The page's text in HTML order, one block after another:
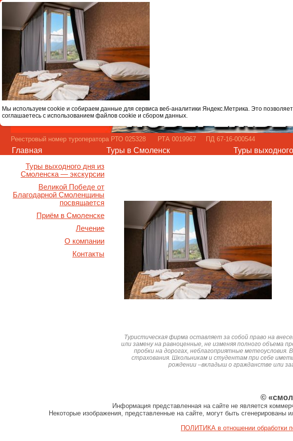
Реестровый номер туроператора РТО 025328 РТА 0019967 ПД 67-16-000544
Главная Туры в Смоленск Туры
Туры выходного дня из
Смоленска — экскурсии
Великой Победе от
Благодарной Смоленщины
посвящается
Приём в Смоленске
Лечение
О компании
Контакты
Туристическая фирма оставляет за собой право на
или замену на равноценные, не изменяя полного объема
пробки на дорогах, неблагоприятные
страхования. Школьникам и студентам при себе
рождении –вкладыш о гражданстве или
©
Информация представленная на сайте не является
Некоторые изображения, представленные на сайте, могут быть
ПОЛИТИКА в отношении обработки
Мы используем cookie и собираем данные для сервиса веб-аналитики Яндекс.Метрика. Это
соглашаетесь с использованием файлов cookie и сбором данных.